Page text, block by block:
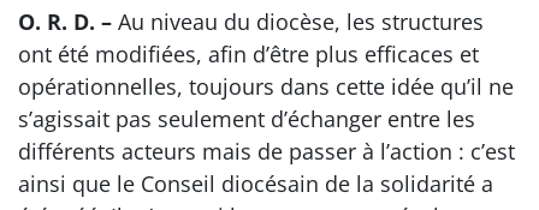
O. R. D. – Au niveau du diocèse, les structures
ont été modifiées, afin d’être plus efficaces et
opérationnelles, toujours dans cette idée qu’il ne
s’agissait pas seulement d’échanger entre les
différents acteurs mais de passer à l’action : c’est
ainsi que le Conseil diocésain de la solidarité a